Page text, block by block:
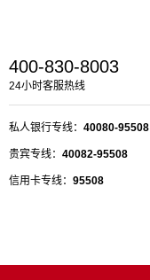
400-830-8003
24小时客服热线
私人银行专线： 40080-95508
贵宾专线： 40082-95508
信用卡专线： 95508